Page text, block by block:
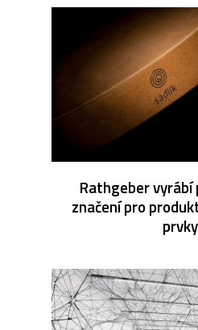
Rathgeber
značení pro
prvky